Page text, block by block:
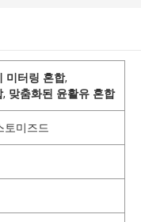
미터링 혼합,
, 맞춤화된 윤활유 혼합
토미즈드